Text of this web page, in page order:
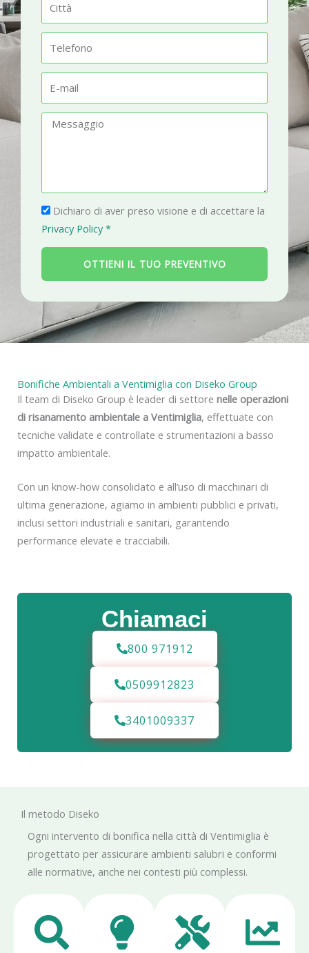
t
à
l
fm
a
g
g
i
P
r
i
a
c
y
Dichiaro di aver preso visione e di accettare la
Privacy Policy *
OTTIENI IL TUO PREVENTIVO
Chiamaci
800 971912
0509912823
3401009337
Bonifiche Ambientali a Ventimiglia con Diseko Group
Il team di Diseko Group è leader di settore nelle operazioni
di risanamento ambientale a Ventimiglia, effettuate con
tecniche validate e controllate e strumentazioni a basso
impatto ambientale.
Con un know-how consolidato e all’uso di macchinari di
ultima generazione, agiamo in ambienti pubblici e privati,
inclusi settori industriali e sanitari, garantendo
performance elevate e tracciabili.
Il metodo Diseko
Ogni intervento di bonifica nella città di Ventimiglia è
progettato per assicurare ambienti salubri e conformi
alle normative, anche nei contesti più complessi.